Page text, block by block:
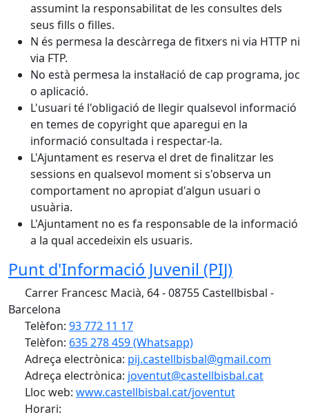
assumint la responsabilitat de les consultes dels
seus fills o filles.
N és permesa la descàrrega de fitxers ni via HTTP ni
via FTP.
No està permesa la instal·lació de cap programa, joc
o aplicació.
L'usuari té l'obligació de llegir qualsevol informació
en temes de copyright que aparegui en la
informació consultada i respectar-la.
L'Ajuntament es reserva el dret de finalitzar les
sessions en qualsevol moment si s'observa un
comportament no apropiat d'algun usuari o
usuària.
L'Ajuntament no es fa responsable de la informació
a la qual accedeixin els usuaris.
Punt d'Informació Juvenil (PIJ)
Carrer Francesc Macià, 64 - 08755 Castellbisbal -
Barcelona
Telèfon: 93 772 11 17
Telèfon: 635 278 459 (Whatsapp)
Adreça electrònica: pij.castellbisbal@gmail.com
Adreça electrònica: joventut@castellbisbal.cat
Lloc web: www.castellbisbal.cat/joventut
Horari: